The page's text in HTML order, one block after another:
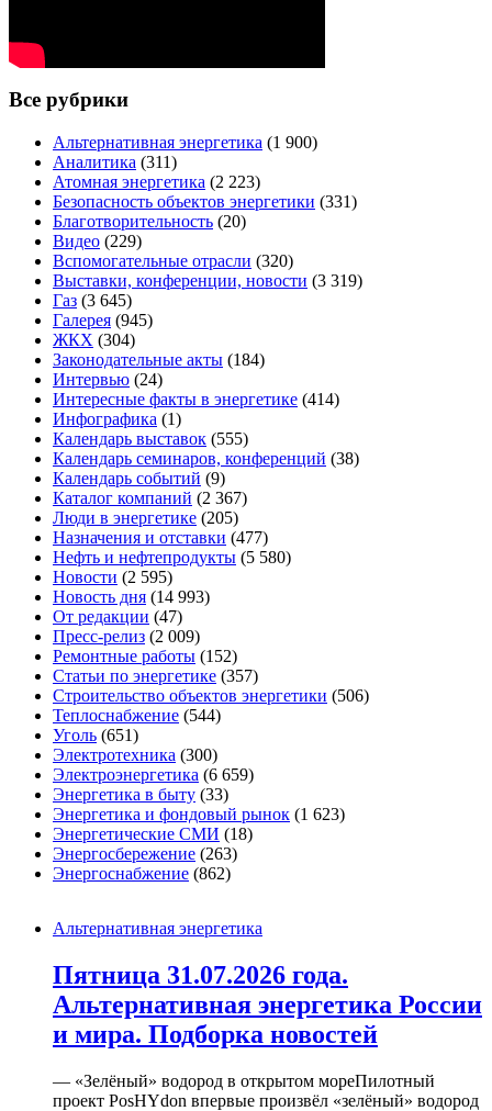
Все рубрики
Альтернативная энергетика (1 900)
Аналитика (311)
Атомная энергетика (2 223)
Безопасность объектов энергетики (331)
Благотворительность (20)
Видео (229)
Вспомогательные отрасли (320)
Выставки, конференции, новости (3 319)
Газ (3 645)
Галерея (945)
ЖКХ (304)
Законодательные акты (184)
Интервью (24)
Интересные факты в энергетике (414)
Инфографика (1)
Календарь выставок (555)
Календарь семинаров, конференций (38)
Календарь событий (9)
Каталог компаний (2 367)
Люди в энергетике (205)
Назначения и отставки (477)
Нефть и нефтепродукты (5 580)
Новости (2 595)
Новость дня (14 993)
От редакции (47)
Пресс-релиз (2 009)
Ремонтные работы (152)
Статьи по энергетике (357)
Строительство объектов энергетики (506)
Теплоснабжение (544)
Уголь (651)
Электротехника (300)
Электроэнергетика (6 659)
Энергетика в быту (33)
Энергетика и фондовый рынок (1 623)
Энергетические СМИ (18)
Энергосбережение (263)
Энергоснабжение (862)
Альтернативная энергетика
Пятница 31.07.2026 года.
Альтернативная энергетика России
и мира. Подборка новостей
— «Зелёный» водород в открытом мореПилотный
проект PosHYdon впервые произвёл «зелёный» водород